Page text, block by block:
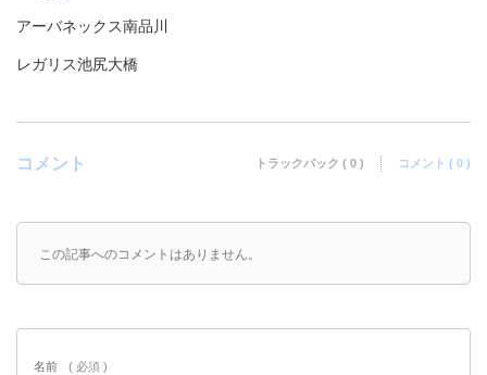
アーバネックス南品川
レガリス池尻大橋
コメント トラックバック ( 0 ) コメント ( 0 )
この記事へのコメントはありません。
名前 ( 必須 )